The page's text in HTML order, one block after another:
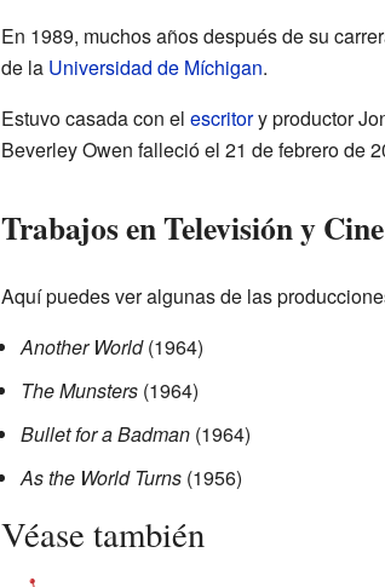
En 1989, muchos años después de su
de la Universidad de Míchigan.
Estuvo casada con el escritory productor
Beverley Owen falleció el 21 de febrero de
Trabajos en Televisión y Cine
Aquí puedes ver algunas de las
Another World(1964)
The Munsters(1964)
Bullet for a Badman(1964)
As the World Turns(1956)
Véase también